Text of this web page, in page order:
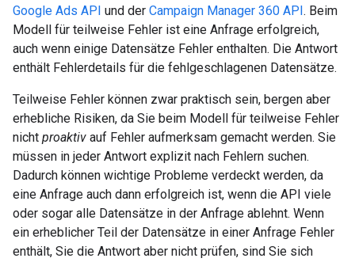
Google Ads API und der Campaign Manager 360 API. Beim
Modell für teilweise Fehler ist eine Anfrage erfolgreich,
auch wenn einige Datensätze Fehler enthalten. Die Antwort
enthält Fehlerdetails für die fehlgeschlagenen Datensätze.
Teilweise Fehler können zwar praktisch sein, bergen aber
erhebliche Risiken, da Sie beim Modell für teilweise Fehler
nicht proaktiv auf Fehler aufmerksam gemacht werden. Sie
müssen in jeder Antwort explizit nach Fehlern suchen.
Dadurch können wichtige Probleme verdeckt werden, da
eine Anfrage auch dann erfolgreich ist, wenn die API viele
oder sogar alle Datensätze in der Anfrage ablehnt. Wenn
ein erheblicher Teil der Datensätze in einer Anfrage Fehler
enthält, Sie die Antwort aber nicht prüfen, sind Sie sich